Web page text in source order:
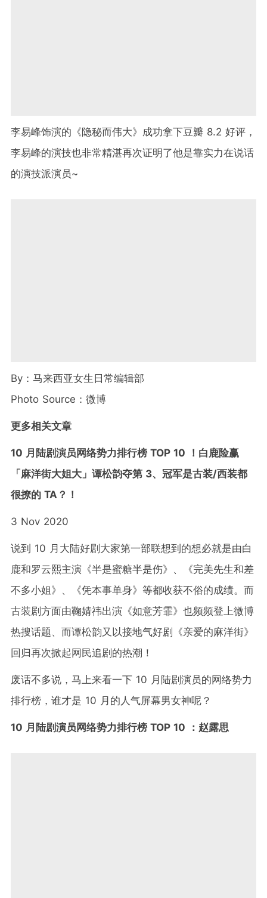
李易峰饰演的《隐秘而伟大》成功拿下豆瓣 8.2 好评，
李易峰的演技也非常精湛再次证明了他是靠实力在说话
的演技派演员~
By：马来西亚女生日常编辑部
Photo Source：微博
更多相关文章
10 月陆剧演员网络势力排行榜 TOP 10 ！白鹿险赢
「麻洋街大姐大」谭松韵夺第 3、冠军是古装/西装都
很撩的 TA？！
3 Nov 2020
说到 10 月大陆好剧大家第一部联想到的想必就是由白
鹿和罗云熙主演《半是蜜糖半是伤》、《完美先生和差
不多小姐》、《凭本事单身》等都收获不俗的成绩。而
古装剧方面由鞠婧祎出演《如意芳霏》也频频登上微博
热搜话题、而谭松韵又以接地气好剧《亲爱的麻洋街》
回归再次掀起网民追剧的热潮！
废话不多说，马上来看一下 10 月陆剧演员的网络势力
排行榜，谁才是 10 月的人气屏幕男女神呢？
10 月陆剧演员网络势力排行榜 TOP 10 ：赵露思